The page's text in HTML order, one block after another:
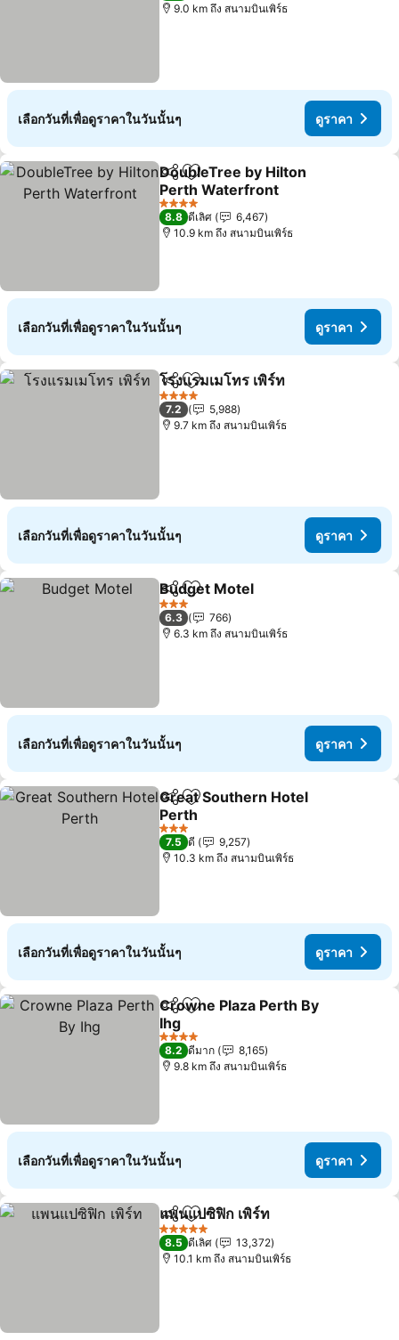
9.0 km ถึง สนามบินเพิร์ธ
เลือกวันที่เพื่อดูราคาในวันนั้นๆ ดูราคา
แชร์ เพิ่มในรายการโปรด
DoubleTree by Hilton
Perth Waterfront
ดูราคา
4 ดาว
8.8 ดีเลิศ
6,467
10.9 km ถึง สนามบินเพิร์ธ
เลือกวันที่เพื่อดูราคาในวันนั้นๆ ดูราคา
แชร์ เพิ่มในรายการโปรด
โรงแรมเมโทร เพิร์ท
4 ดาว
7.2
5,988
9.7 km ถึง สนามบินเพิร์ธ
เลือกวันที่เพื่อดูราคาในวันนั้นๆ ดูราคา
แชร์ เพิ่มในรายการโปรด
Budget Motel
3 ดาว
6.3
766
6.3 km ถึง สนามบินเพิร์ธ
เลือกวันที่เพื่อดูราคาในวันนั้นๆ ดูราคา
แชร์ เพิ่มในรายการโปรด
Great Southern Hotel
Perth
ดูราคา
3 ดาว
7.5 ดี
9,257
10.3 km ถึง สนามบินเพิร์ธ
เลือกวันที่เพื่อดูราคาในวันนั้นๆ ดูราคา
แชร์ เพิ่มในรายการโปรด
Crowne Plaza Perth By
Ihg
ดูราคา
4 ดาว
8.2 ดีมาก
8,165
9.8 km ถึง สนามบินเพิร์ธ
เลือกวันที่เพื่อดูราคาในวันนั้นๆ ดูราคา
แชร์ เพิ่มในรายการโปรด
แพนแปซิฟิก เพิร์ท
5 ดาว
8.5 ดีเลิศ
13,372
10.1 km ถึง สนามบินเพิร์ธ